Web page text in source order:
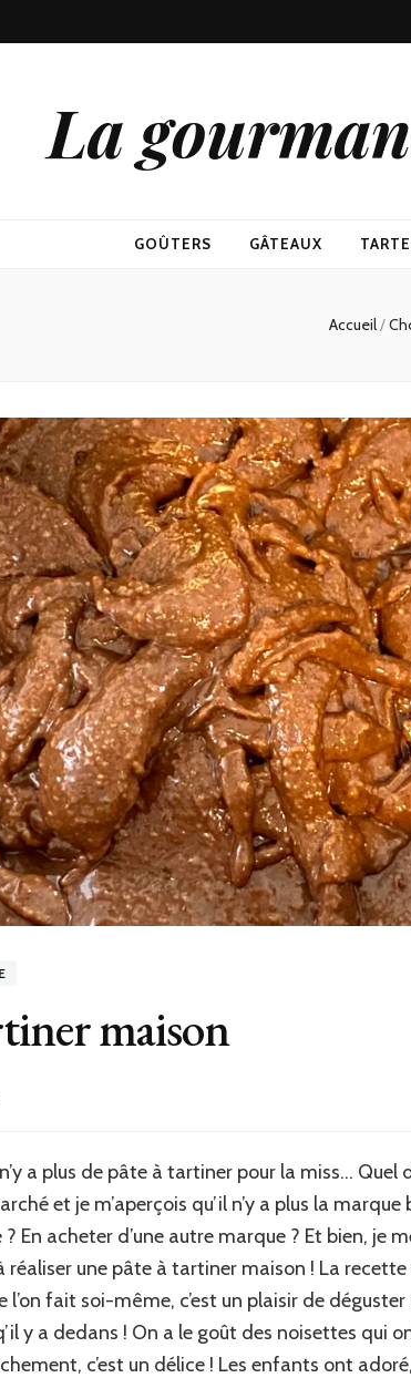
La
GOÛTERS GÂTEAUX
Accueil/
maison
tartiner
maison
a plus de pâte à tartiner pour la miss… Quel
et je m’aperçois qu’il n’y a plus la marque
En acheter d’une autre marque ? Et bien, je
réaliser une pâte à tartiner maison ! La
l’on fait soi-même, c’est un plaisir de
y a dedans ! On a le goût des noisettes qui
c’est un délice ! Les enfants ont